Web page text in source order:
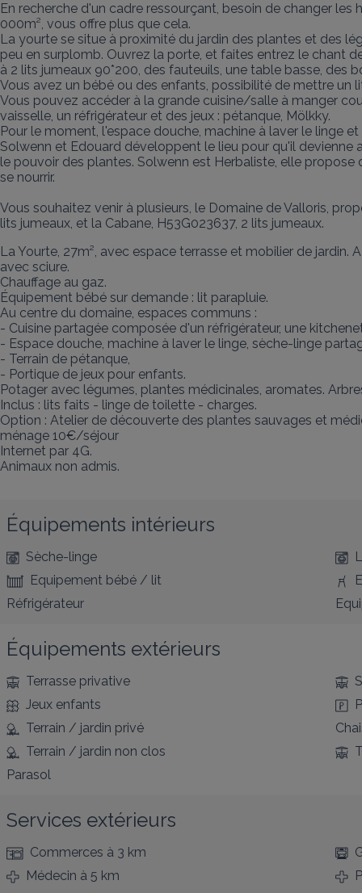
En recherche d'un cadre ressourçant, besoin de changer
000m², vous offre plus que cela.
La yourte se situe à proximité du jardin des plantes et des
peu en surplomb. Ouvrez la porte, et faites entrez le chant
à 2 lits jumeaux 90*200, des fauteuils, une table basse,
Vous avez un bébé ou des enfants, possibilité de mettre un
Vous pouvez accéder à la grande cuisine/salle à manger
vaisselle, un réfrigérateur et des jeux : pétanque, Mölkky.
Pour le moment, l'espace douche, machine à laver le linge
Solwenn et Edouard développent le lieu pour qu'il
le pouvoir des plantes. Solwenn est Herbaliste, elle
se nourrir.
Vous souhaitez venir à plusieurs, le Domaine de Valloris,
lits jumeaux, et la Cabane, H53G023637, 2 lits jumeaux.
La Yourte, 27m², avec espace terrasse et mobilier de
avec sciure.
Chauffage au gaz.
Équipement bébé sur demande : lit parapluie.
Au centre du domaine, espaces communs :
- Cuisine partagée composée d'un réfrigérateur, une
- Espace douche, machine à laver le linge, sèche-linge
- Terrain de pétanque,
- Portique de jeux pour enfants.
Potager avec légumes, plantes médicinales, aromates.
Inclus : lits faits - linge de toilette - charges.
Option : Atelier de découverte des plantes sauvages et
ménage 10€/séjour
Internet par 4G.
Animaux non admis.
Équipements intérieurs
Sèche-linge
Equipement bébé / lit
Réfrigérateur
Équipements extérieurs
Terrasse privative
Jeux enfants
Terrain / jardin privé
Terrain / jardin non clos
Parasol
Services extérieurs
Commerces à 3 km
Médecin à 5 km